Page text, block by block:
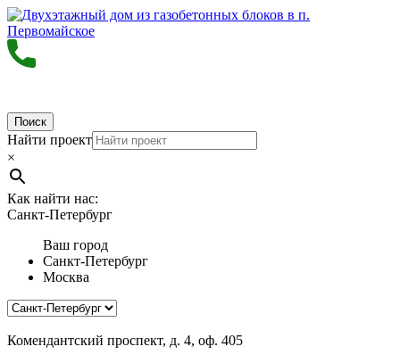
Поиск
Найти проект
×
Как найти нас:
Санкт-Петербург
Ваш город
Санкт-Петербург
Москва
Комендантский проспект, д. 4, оф. 405